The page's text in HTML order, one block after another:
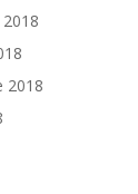
2018